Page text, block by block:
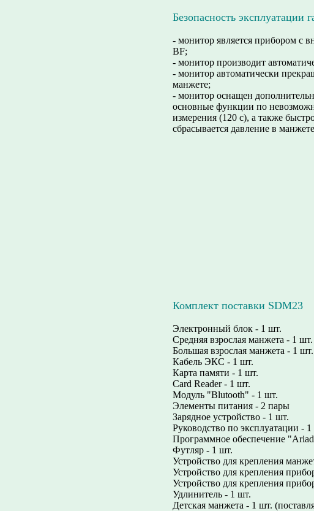
Безопасность эксплуатации
- монитор является прибором с
BF;
- монитор производит
- монитор автоматически
манжете;
- монитор оснащен
основные функции по
измерения (120 с), а также
сбрасывается давление в
Комплект поставки SDM23
Электронный блок - 1 шт.
Средняя взрослая манжета - 1 шт.
Большая взрослая манжета - 1 шт.
Кабель ЭКС - 1 шт.
Карта памяти - 1 шт.
Card Reader - 1 шт.
Модуль "Blutooth" - 1 шт.
Элементы питания - 2 пары
Зарядное устройство - 1 шт.
Руководство по эксплуатации -
Программное обеспечение
Футляр - 1 шт.
Устройство для крепления
Устройство для крепления
Устройство для крепления
Удлинитель - 1 шт.
Детская манжета - 1 шт.